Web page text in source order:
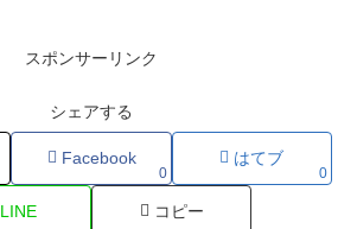
スポンサーリンク
シェアする
Facebook
0
はてブ
0
LINE コピー